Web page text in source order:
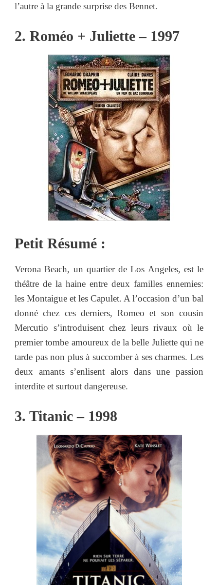
l’autre à la grande surprise des Bennet.
2. Roméo + Juliette – 1997
Petit Résumé :
Verona Beach, un quartier de Los Angeles, est le
théâtre de la haine entre deux familles ennemies:
les Montaigue et les Capulet. A l’occasion d’un bal
donné chez ces derniers, Romeo et son cousin
Mercutio s’introduisent chez leurs rivaux où le
premier tombe amoureux de la belle Juliette qui ne
tarde pas non plus à succomber à ses charmes. Les
deux amants s’enlisent alors dans une passion
interdite et surtout dangereuse.
3. Titanic – 1998